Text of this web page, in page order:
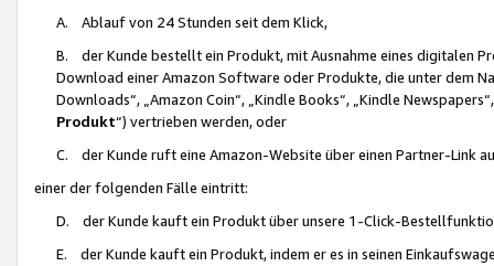
A. Ablauf von 24 Stunden seit dem Klick,
B. der Kunde bestellt ein Produkt, mit Ausnahme eines digitalen
Download einer Amazon Software oder Produkte, die unter dem
Downloads“, „Amazon Coin“, „Kindle Books“, „Kindle
Produkt“) vertrieben werden, oder
C. der Kunde ruft eine Amazon-Website über einen Partner-Link
einer der folgenden Fälle eintritt:
D. der Kunde kauft ein Produkt über unsere 1-Click-
E. der Kunde kauft ein Produkt, indem er es in seinen